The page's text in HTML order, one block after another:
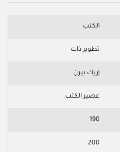
الكتب
تطوير ذات
إريك بيرن
عصير الكتب
190
200